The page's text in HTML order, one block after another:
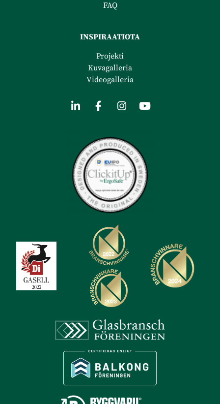
FAQ
INSPIRAATIOTA
Projekti
Kuvagalleria
Videogalleria